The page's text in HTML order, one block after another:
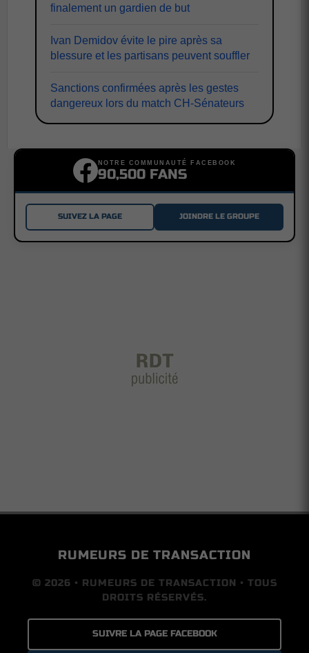
finalement un gardien de but
Ivan Demidov évite le pire après sa
blessure et les partisans peuvent souffler
Sanctions confirmées après les gestes
dangereux lors du match CH-Sénateurs
NOTRE COMMUNAUTÉ FACEBOOK
90,500 FANS
SUIVEZ LA PAGE JOINDRE LE GROUPE
RUMEURS DE TRANSACTION
© 2026 • RUMEURS DE TRANSACTION • TOUS
DROITS RÉSERVÉS.
SUIVRE LA PAGE FACEBOOK